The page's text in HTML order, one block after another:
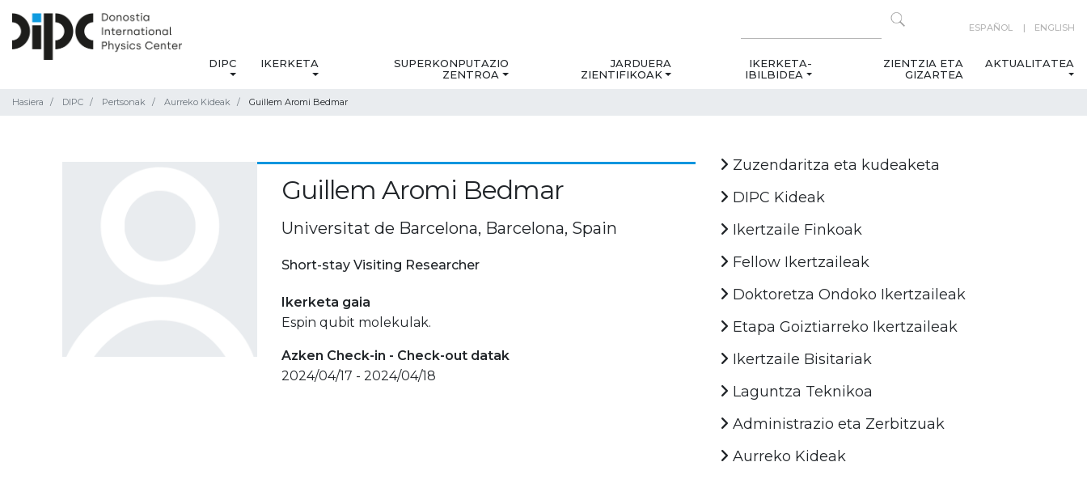
ESPAÑOL ENGLISH
DIPC IKERKETA
SUPERKONPUTAZIO
ZENTROA
JARDUERA
ZIENTIFIKOAK
IKERKETA-
IBILBIDEA
ZIENTZIA ETA
GIZARTEA
AKTUALITATEA
Hasiera DIPC Pertsonak Aurreko Kideak Guillem Aromi Bedmar
Guillem Aromi Bedmar
Universitat de Barcelona, Barcelona, Spain
Short-stay Visiting Researcher
Ikerketa gaia
Espin qubit molekulak.
Azken Check-in - Check-out datak
2024/04/17 - 2024/04/18
Zuzendaritza eta kudeaketa
DIPC Kideak
Ikertzaile Finkoak
Fellow Ikertzaileak
Doktoretza Ondoko Ikertzaileak
Etapa Goiztiarreko Ikertzaileak
Ikertzaile Bisitariak
Laguntza Teknikoa
Administrazio eta Zerbitzuak
Aurreko Kideak